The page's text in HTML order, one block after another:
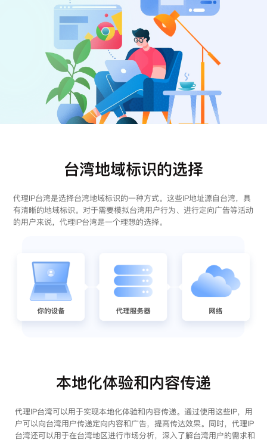
台湾地域标识的选择
代理IP台湾是选择台湾地域标识的一种方式。这些IP地址源自台湾，具
有清晰的地域标识。对于需要模拟台湾用户行为、进行定向广告等活动
的用户来说，代理IP台湾是一个理想的选择。
本地化体验和内容传递
代理IP台湾可以用于实现本地化体验和内容传递。通过使用这些IP，用
户可以向台湾用户传递定向内容和广告，提高传达效果。同时，代理IP
台湾还可以用于在台湾地区进行市场分析，深入了解台湾用户的需求和